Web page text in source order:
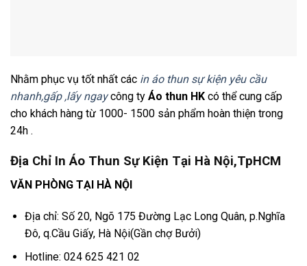
Nhằm phục vụ tốt nhất các in áo thun sự kiện yêu cầu
nhanh,gấp ,lấy ngay công ty Áo thun HK có thể cung cấp
cho khách hàng từ 1000- 1500 sản phẩm hoàn thiện trong
24h .
Địa Chỉ In Áo Thun Sự Kiện Tại Hà Nội,TpHCM
VĂN PHÒNG TẠI HÀ NỘI
Địa chỉ: Số 20, Ngõ 175 Đường Lạc Long Quân, p.Nghĩa
Đô, q.Cầu Giấy, Hà Nội(Gần chợ Bưởi)
Hotline: 024 625 421 02